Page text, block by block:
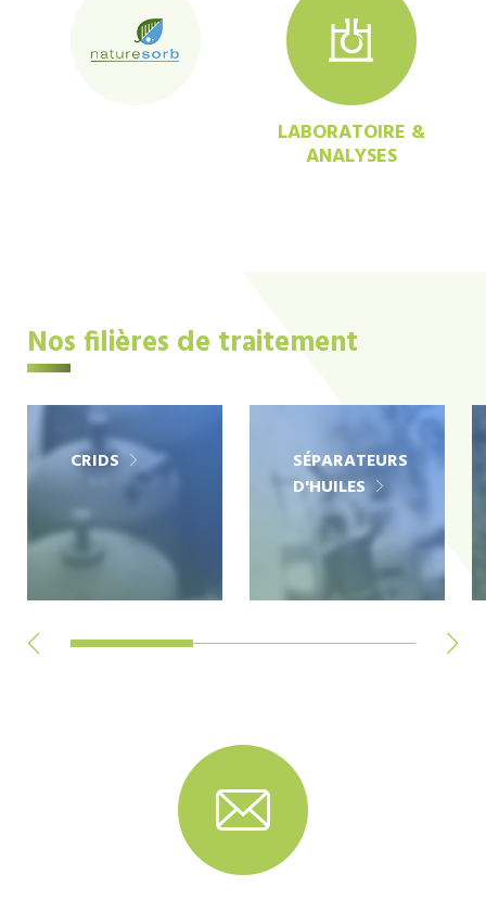
LABORATOIRE &
ANALYSES
Nos filières de traitement
CRIDS
SÉPARATEURS
D'HUILES